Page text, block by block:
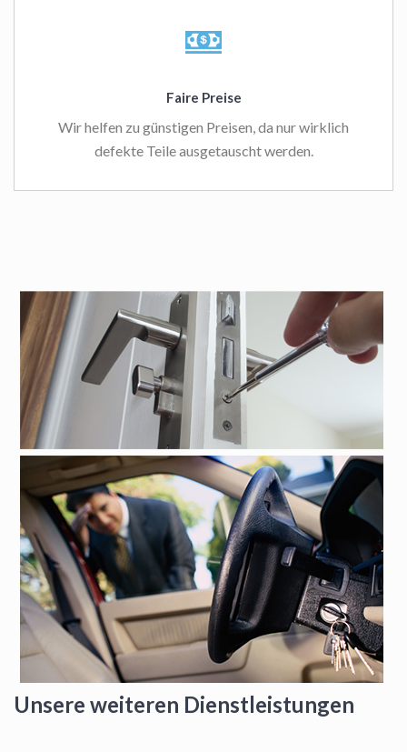
Faire Preise
Wir helfen zu günstigen Preisen, da nur wirklich
defekte Teile ausgetauscht werden.
Unsere weiteren Dienstleistungen